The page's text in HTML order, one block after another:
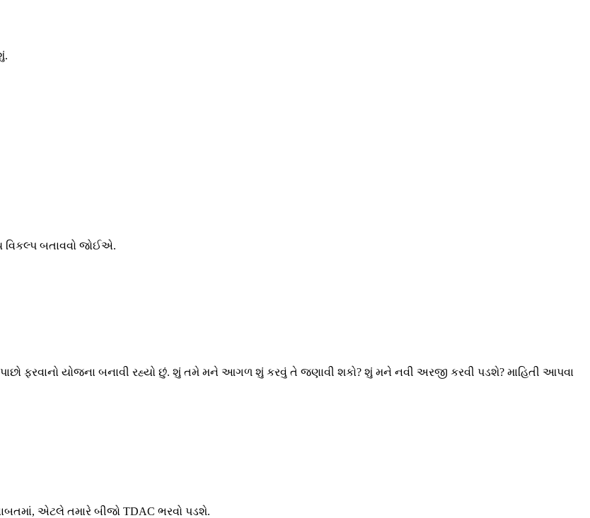
વિકલ્પ બતાવવો જોઈએ.
ફરવાનો યોજના બનાવી રહ્યો છું. શું તમે મને આગળ શું કરવું તે જણાવી શકો? શું મને નવી અરજી કરવી પડશે? માહિતી આપવા
એટલે તમારે બીજો TDAC ભરવો પડશે.